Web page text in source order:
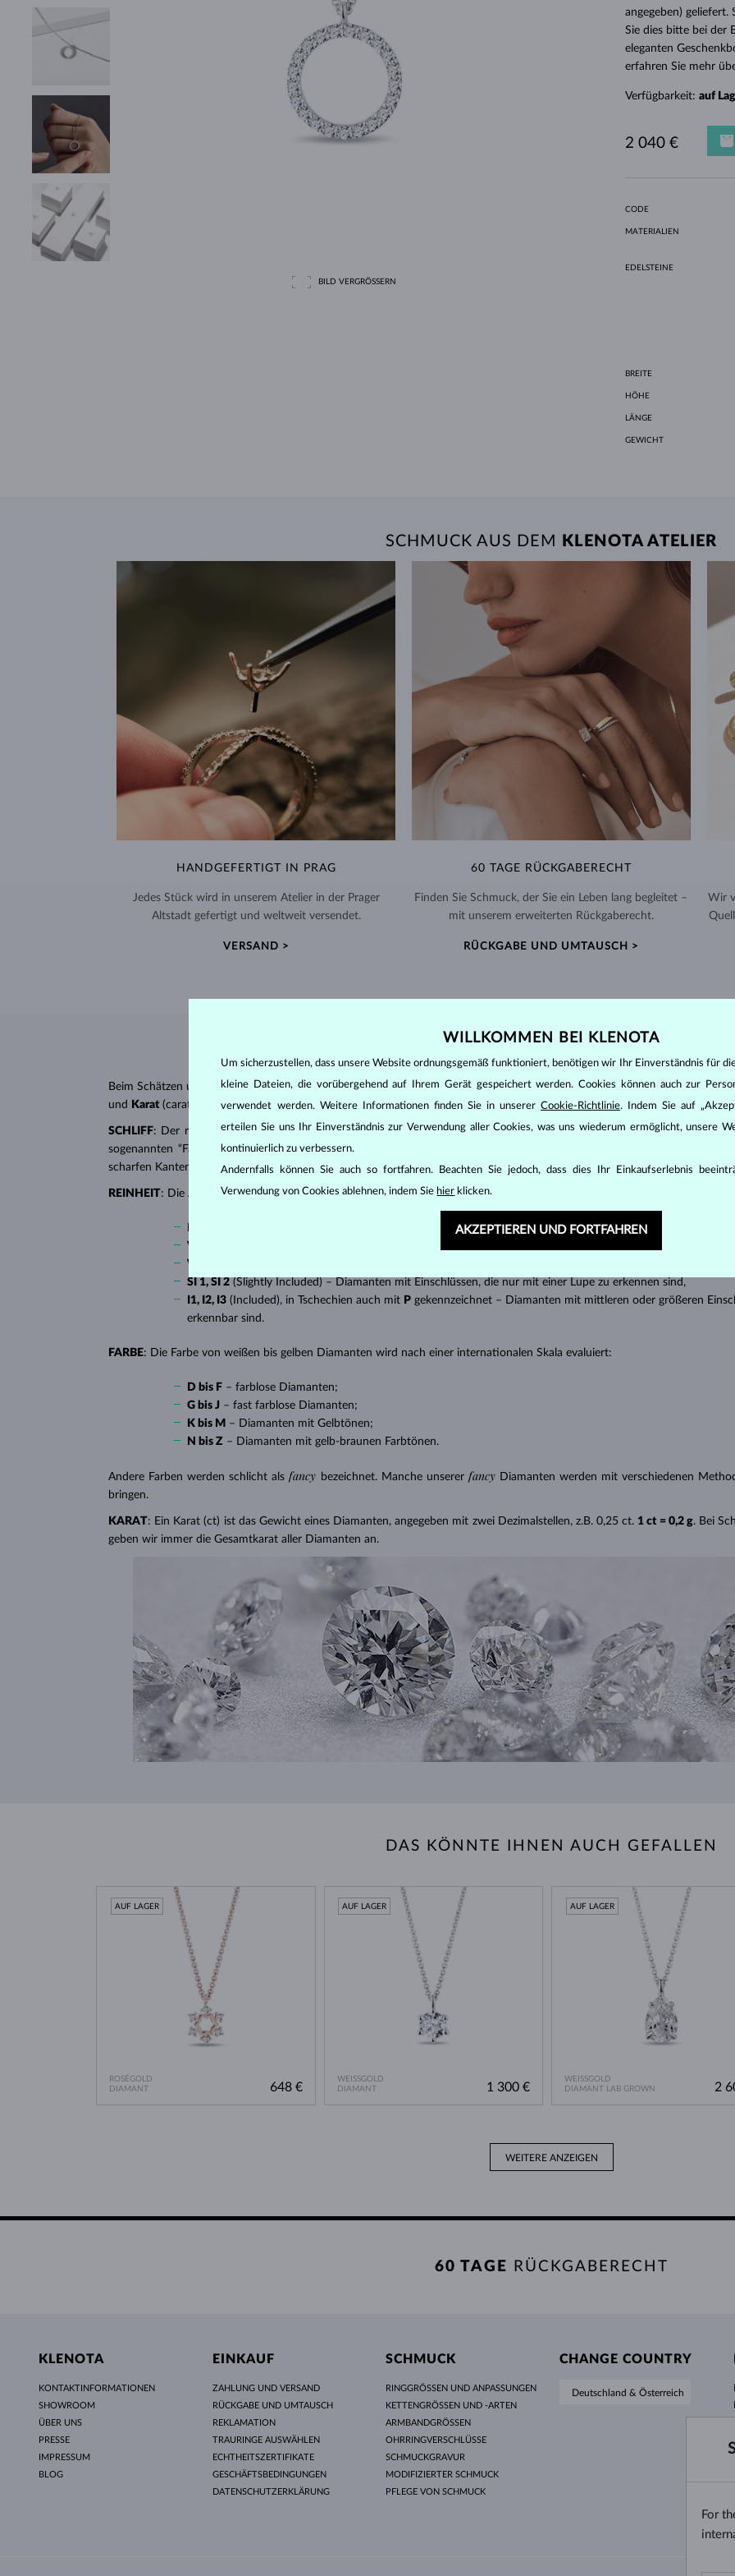
GELBGOLD
ROSÉGOLD
MAGNETISCHE HALSKETTEN
ROSÉGOLD
GRAVIERBARER SCHMUCK
LETNÍ VRSTVENÍ
GESCHENKIDEEN
BILD VERGRÖSSERN
angegeben) geliefert.
Sie dies bitte bei der
eleganten
erfahren Sie mehr
Verfügbarkeit: auf
2 040 €
CODE
MATERIALIEN
EDELSTEINE
BREITE
HÖHE
LÄNGE
GEWICHT
SCHMUCK AUS DEM KLENOTA ATELIER
HANDGEFERTIGT IN PRAG
Jedes Stück wird in unserem Atelier in der Prager
Altstadt gefertigt und weltweit versendet.
VERSAND >
60 TAGE RÜCKGABERECHT
Finden Sie Schmuck, der Sie ein Leben lang begleitet –
mit unserem erweiterten Rückgaberecht.
RÜCKGABE UND UMTAUSCH >
Wir
DIAMANT SCHMUCK
Beim Schätzen und Zertifizieren von Diamantenwerden zunächst die grundsätzlichen Parameter bewertet - die
und
Karat (carat). All diese Eigenschaften haben einen wesentlichen Einfluss auf den Preis eines Diamanten.
SCHLIFF: Der richtige Schliff verleiht dem Diamanten seinen strahlenden Glanz. Der beliebteste Schliff ein Rundschliff,
sogenannten “Fantasieschliffen”, in die ein Diamant gebracht werden kann, z.B. Marquise, Baguette, Herz, Tropfen,
scharfen Kanten, besonders beliebt bei Verlobungsringen).
REINHEIT: Die Anzahl, Größe und Verteilung sogenannter “Einschlüsse” oder innerer Unreinheiten eines Diamanten
(Internally Flawless) – absolut transparente Diamanten ohne Einschlüsse,
VVS 1, VVS 2
VS 1, VS 2
SI 1, SI 2 (Slightly Included) – Diamanten mit Einschlüssen, die nur mit einer Lupe zu erkennen sind,
I1, I2, I3 (Included), in Tschechien auch mit P gekennzeichnet – Diamanten mit mittleren oder größeren
erkennbar sind.
FARBE: Die Farbe von weißen bis gelben Diamanten wird nach einer internationalen Skala evaluiert:
D bis F – farblose Diamanten;
G bis J – fast farblose Diamanten;
K bis M – Diamanten mit Gelbtönen;
N bis Z – Diamanten mit gelb-braunen Farbtönen.
Andere Farben werden schlicht als fancy bezeichnet. Manche unserer fancy Diamanten werden mit verschiedenen
bringen.
KARAT: Ein Karat (ct) ist das Gewicht eines Diamanten, angegeben mit zwei Dezimalstellen, z.B. 0,25 ct. 1 ct = 0,2 g. Bei
geben wir immer die Gesamtkarat aller Diamanten an.
DAS KÖNNTE IHNEN AUCH GEFALLEN
ROSÉGOLD
DIAMANT
AUF LAGER
648 €
WEISSGOLD
DIAMANT
AUF LAGER
1 300 €
WEISSGOLD
DIAMANT LAB GROWN
AUF LAGER
2
WEITERE ANZEIGEN
60 TAGE RÜCKGABERECHT
KLENOTA
KONTAKTINFORMATIONEN
SHOWROOM
ÜBER UNS
PRESSE
IMPRESSUM
BLOG
EINKAUF
ZAHLUNG UND VERSAND
RÜCKGABE UND UMTAUSCH
REKLAMATION
TRAURINGE AUSWÄHLEN
ECHTHEITSZERTIFIKATE
GESCHÄFTSBEDINGUNGEN
DATENSCHUTZERKLÄRUNG
SCHMUCK
RINGGRÖSSEN UND ANPASSUNGEN
KETTENGRÖSSEN UND -ARTEN
ARMBANDGRÖSSEN
OHRRINGVERSCHLÜSSE
SCHMUCKGRAVUR
MODIFIZIERTER SCHMUCK
PFLEGE VON SCHMUCK
CHANGE COUNTRY
Deutschland & Österreich
WILLKOMMEN BEI KLENOTA
Um sicherzustellen, dass unsere Website ordnungsgemäß funktioniert, benötigen wir Ihr Einverständnis für
kleine Dateien, die vorübergehend auf Ihrem Gerät gespeichert werden. Cookies können auch zur
verwendet werden. Weitere Informationen finden Sie in unsererCookie-Richtlinie. Indem Sie auf
erteilen Sie uns Ihr Einverständnis zur Verwendung aller Cookies, was uns wiederum ermöglicht, unsere
kontinuierlich zu verbessern.
Andernfalls können Sie auch so fortfahren. Beachten Sie jedoch, dass dies Ihr Einkaufserlebnis
Verwendung von Cookies ablehnen, indem Sie hier klicken.
AKZEPTIEREN UND FORTFAHREN
For